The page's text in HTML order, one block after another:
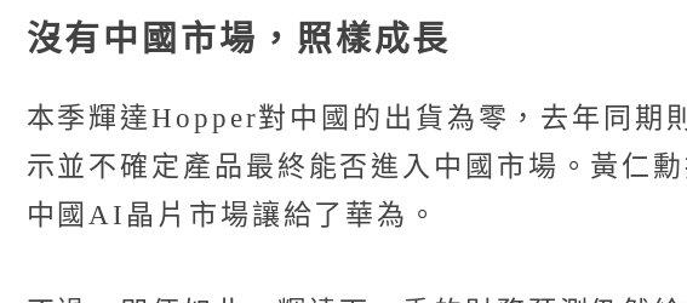
沒有中國市場，照樣成長
本季輝達Hopper對中國的出貨為零，去年同期
示並不確定產品最終能否進入中國市場。黃仁
中國AI晶片市場讓給了華為。